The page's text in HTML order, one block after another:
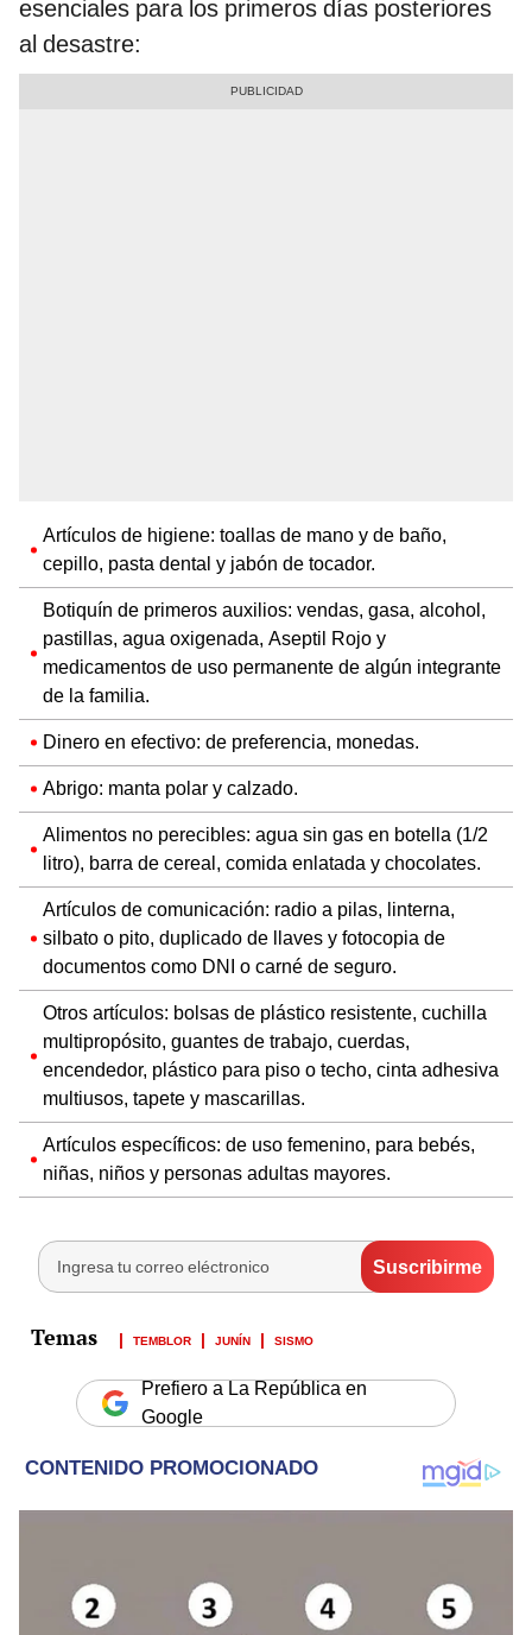
esenciales para los primeros días posteriores
al desastre:
Artículos de higiene: toallas de mano y de baño,
cepillo, pasta dental y jabón de tocador.
Botiquín de primeros auxilios: vendas, gasa, alcohol,
pastillas, agua oxigenada, Aseptil Rojo y
medicamentos de uso permanente de algún integrante
de la familia.
Dinero en efectivo: de preferencia, monedas.
Abrigo: manta polar y calzado.
Alimentos no perecibles: agua sin gas en botella (1/2
litro), barra de cereal, comida enlatada y chocolates.
Artículos de comunicación: radio a pilas, linterna,
silbato o pito, duplicado de llaves y fotocopia de
documentos como DNI o carné de seguro.
Otros artículos: bolsas de plástico resistente, cuchilla
multipropósito, guantes de trabajo, cuerdas,
encendedor, plástico para piso o techo, cinta adhesiva
multiusos, tapete y mascarillas.
Artículos específicos: de uso femenino, para bebés,
niñas, niños y personas adultas mayores.
TEMBLOR JUNÍN SISMO
Prefiero a La República en
Google